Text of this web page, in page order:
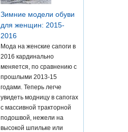
Зимние модели обуви
для женщин: 2015-
2016
Мода на женские сапоги в
2016 кардинально
меняется, по сравнению с
прошлыми 2013-15
годами. Теперь легче
увидеть модницу в сапогах
с массивной тракторной
подошвой, нежели на
высокой шпильке или